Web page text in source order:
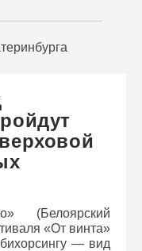
(Белоярский
«От винта»
— вид